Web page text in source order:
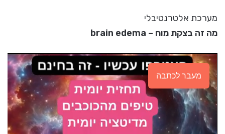
מערכת אלטרנטיבלי
מה זה בצקת מוח – brain edema
מעבר לכתבה